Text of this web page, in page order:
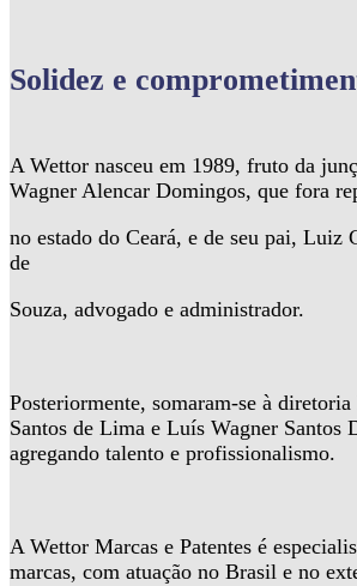
Solidez e
A Wettor nasceu em 1989, fruto da
Wagner Alencar Domingos, que fora
no estado do Ceará, e de seu pai, Luiz
de
Souza, advogado e administrador.
Posteriormente, somaram-se à
Santos de Lima e Luís Wagner Santos
agregando talento e profissionalismo.
A Wettor Marcas e Patentes é
marcas, com atuação no Brasil e no